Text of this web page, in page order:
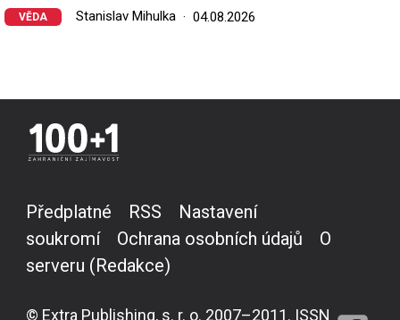
VĚDA Stanislav Mihulka 04.08.2026
Předplatné RSS
Nastavení
soukromí
Ochrana osobních údajů
O
serveru (Redakce)
© Extra Publishing, s. r. o. 2007–2011. ISSN